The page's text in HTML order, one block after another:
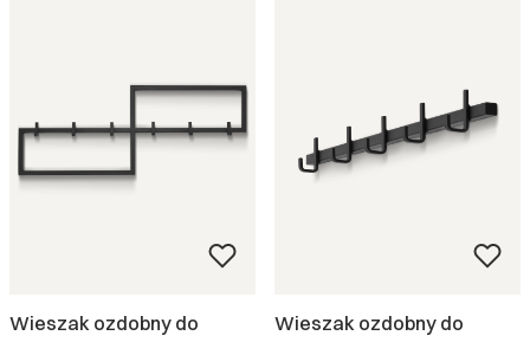
Wieszak ozdobny do
Wieszak ozdobny do